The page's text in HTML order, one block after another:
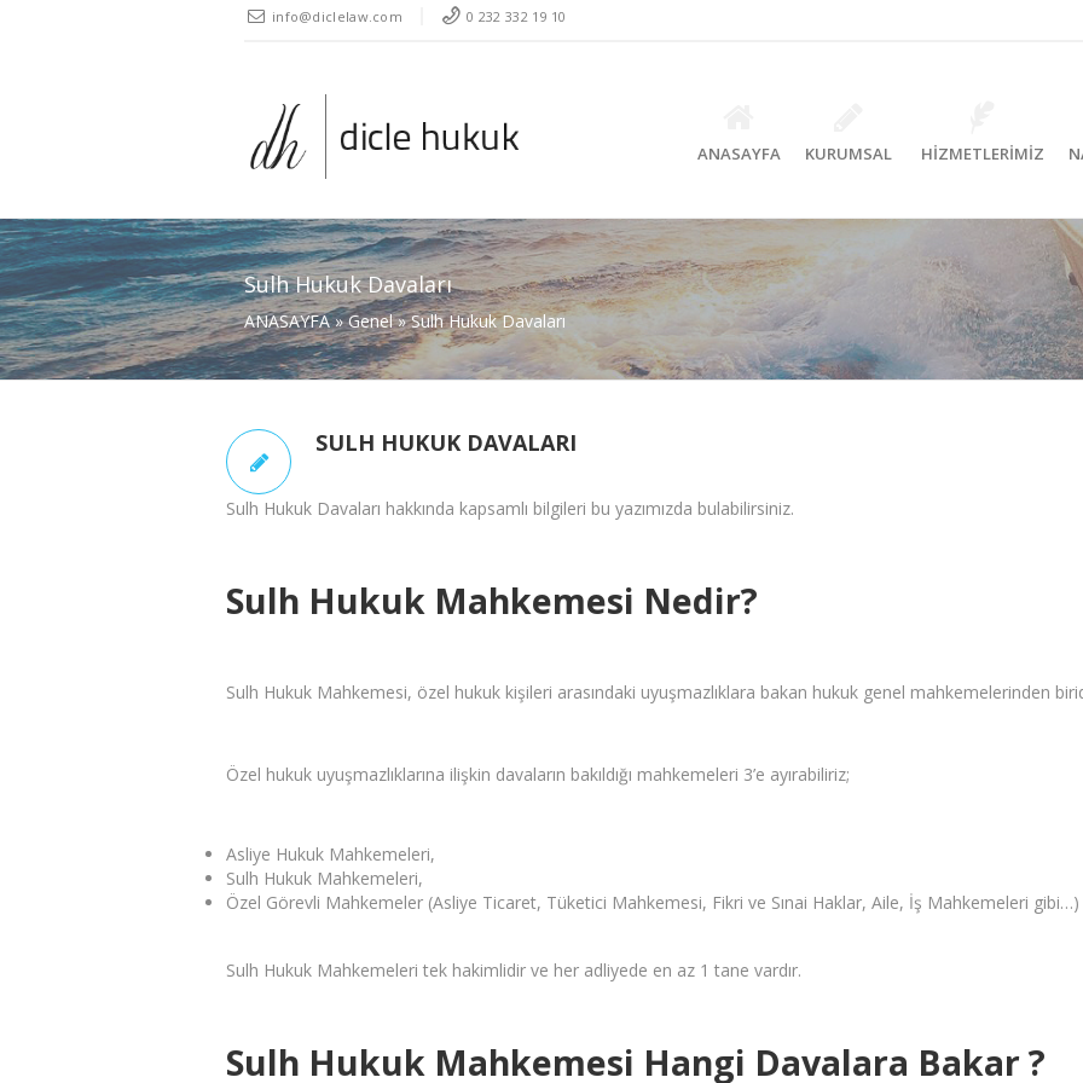
info@diclelaw.com 0 232 332 19 10
ANASAYFA KURUMSAL HİZMETLERİMİZ
Sulh Hukuk Davaları
ANASAYFA » Genel »Sulh Hukuk Davaları
SULH HUKUK DAVALARI
Sulh Hukuk Davaları hakkında kapsamlı bilgileri bu yazımızda bulabilirsiniz.
Sulh Hukuk Mahkemesi Nedir?
Sulh Hukuk Mahkemesi, özel hukuk kişileri arasındaki uyuşmazlıklara bakan hukuk genel mahkemelerinden
Özel hukuk uyuşmazlıklarına ilişkin davaların bakıldığı mahkemeleri 3’e ayırabiliriz;
Asliye Hukuk Mahkemeleri,
Sulh Hukuk Mahkemeleri,
Özel Görevli Mahkemeler (Asliye Ticaret, Tüketici Mahkemesi, Fikri ve Sınai Haklar, Aile, İş Mahkemeleri gibi…)
Sulh Hukuk Mahkemeleri tek hakimlidir ve her adliyede en az 1 tane vardır.
Sulh Hukuk Mahkemesi Hangi Davalara Bakar ?